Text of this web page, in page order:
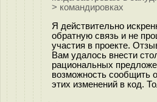
> командировках
Я действительно
обратную связь и не
участия в проекте.
Вам удалось внести
рациональных
возможность сообщить
этих изменений в код.